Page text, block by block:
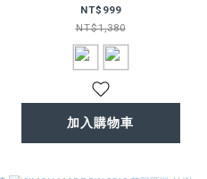
NT$999
NT$1,380
加入購物車